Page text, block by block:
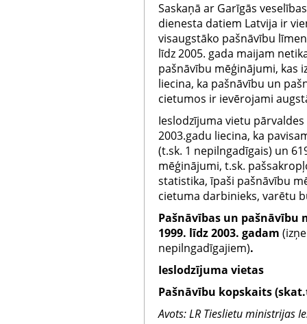
Saskaņā ar Garīgās
dienesta datiem Latvija ir
visaugstāko pašnāvību
līdz 2005. gada maijam
pašnāvību mēģinājumi, kas
liecina, ka pašnāvību un
cietumos ir ievērojami
Ieslodzījuma vietu
2003.gadu liecina, ka
(t.sk. 1 nepilngadīgais) un
mēģinājumi, t.sk.
statistika, īpaši pašnāvību
cietuma darbinieks, varētu
Pašnāvības un pašnāvību
1999. līdz 2003. gadam
nepilngadīgajiem).
Ieslodzījuma vietas
Pašnāvību kopskaits
Avots: LR Tieslietu ministrijas